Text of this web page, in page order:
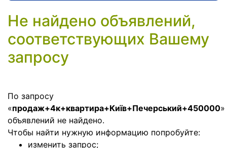
Не найдено объявлений,
соответствующих Вашему
запросу
По запросу
«продаж+4к+квартира+Київ+Печерський+450000»
объявлений не найдено.
Чтобы найти нужную информацию попробуйте:
изменить запрос;